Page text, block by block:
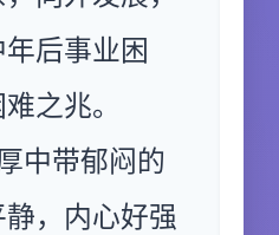
后事业困
之兆。
中带郁闷的
，内心好强